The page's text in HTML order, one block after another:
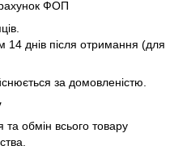
ФОП
днів після отримання (для
за домовленістю.
обмін всього товару